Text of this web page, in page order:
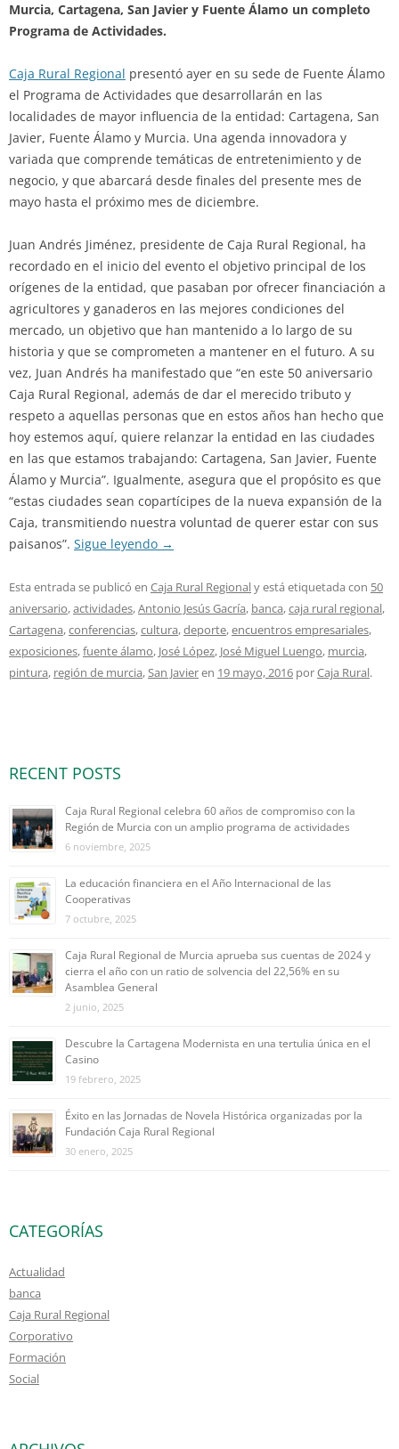
Murcia, Cartagena, San Javier y Fuente Álamo un completo
Programa de Actividades.
Caja Rural Regional presentó ayer en su sede de Fuente Álamo
el Programa de Actividades que desarrollarán en las
localidades de mayor influencia de la entidad: Cartagena, San
Javier, Fuente Álamo y Murcia. Una agenda innovadora y
variada que comprende temáticas de entretenimiento y de
negocio, y que abarcará desde finales del presente mes de
mayo hasta el próximo mes de diciembre.
Juan Andrés Jiménez, presidente de Caja Rural Regional, ha
recordado en el inicio del evento el objetivo principal de los
orígenes de la entidad, que pasaban por ofrecer financiación a
agricultores y ganaderos en las mejores condiciones del
mercado, un objetivo que han mantenido a lo largo de su
historia y que se comprometen a mantener en el futuro. A su
vez, Juan Andrés ha manifestado que “en este 50 aniversario
Caja Rural Regional, además de dar el merecido tributo y
respeto a aquellas personas que en estos años han hecho que
hoy estemos aquí, quiere relanzar la entidad en las ciudades
en las que estamos trabajando: Cartagena, San Javier, Fuente
Álamo y Murcia”. Igualmente, asegura que el propósito es que
“estas ciudades sean copartícipes de la nueva expansión de la
Caja, transmitiendo nuestra voluntad de querer estar con sus
paisanos”. Sigue leyendo →
Esta entrada se publicó en Caja Rural Regionaly está etiquetada con 50
aniversario,actividades,Antonio Jesús Gacría, banca,caja rural regional,
Cartagena,conferencias,cultura,deporte,encuentros empresariales,
exposiciones,fuente álamo, José López, José Miguel Luengo, murcia,
pintura, región de murcia,San Javieren 19 mayo, 2016 porCaja Rural.
RECENT POSTS
Caja Rural Regional celebra 60 años de compromiso con la
Región de Murcia con un amplio programa de actividades
6 noviembre, 2025
La educación financiera en el Año Internacional de las
Cooperativas
7 octubre, 2025
Caja Rural Regional de Murcia aprueba sus cuentas de 2024 y
cierra el año con un ratio de solvencia del 22,56% en su
Asamblea General
2 junio, 2025
Descubre la Cartagena Modernista en una tertulia única en el
Casino
19 febrero, 2025
Éxito en las Jornadas de Novela Histórica organizadas por la
Fundación Caja Rural Regional
30 enero, 2025
CATEGORÍAS
Actualidad
banca
Caja Rural Regional
Corporativo
Formación
Social